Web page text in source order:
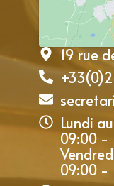
19 rue
Lundi
09:00 -
09:00 -